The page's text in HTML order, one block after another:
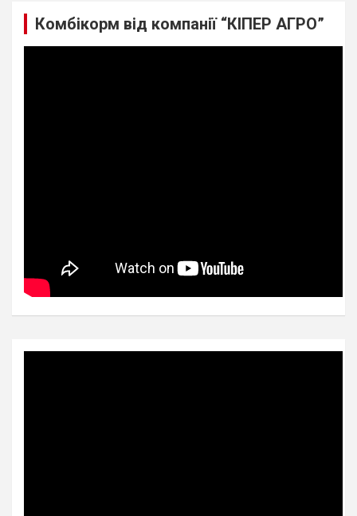
Комбікорм від компанії “КІПЕР АГРО”